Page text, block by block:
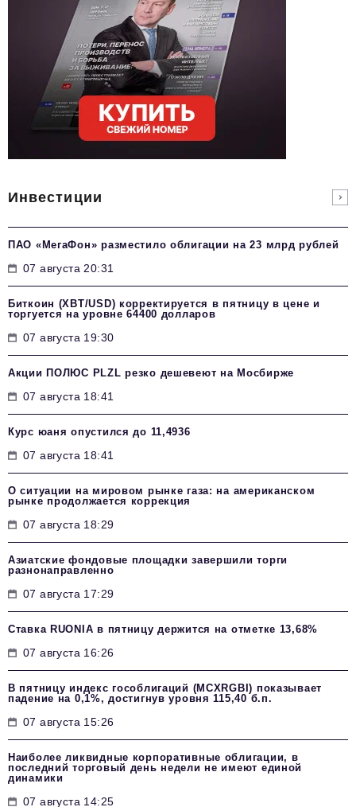
Инвестиции
ПАО «МегаФон» разместило облигации на 23 млрд рублей
07 августа 20:31
Биткоин (XBT/USD) корректируется в пятницу в цене и
торгуется на уровне 64400 долларов
07 августа 19:30
Акции ПОЛЮС PLZL резко дешевеют на Мосбирже
07 августа 18:41
Курс юаня опустился до 11,4936
07 августа 18:41
О ситуации на мировом рынке газа: на американском
рынке продолжается коррекция
07 августа 18:29
Азиатские фондовые площадки завершили торги
разнонаправленно
07 августа 17:29
Ставка RUONIA в пятницу держится на отметке 13,68%
07 августа 16:26
В пятницу индекс гособлигаций (MCXRGBI) показывает
падение на 0,1%, достигнув уровня 115,40 б.п.
07 августа 15:26
Наиболее ликвидные корпоративные облигации, в
последний торговый день недели не имеют единой
динамики
07 августа 14:25